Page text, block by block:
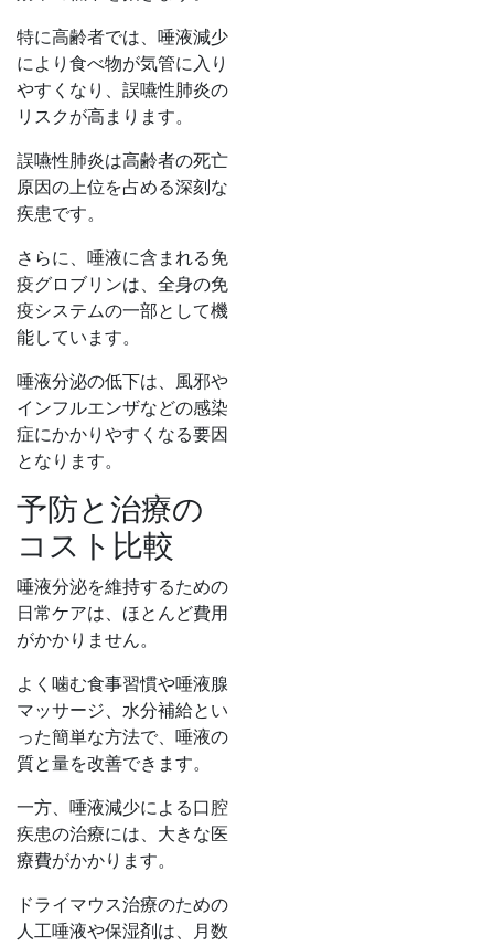
特に高齢者では、唾液減少
により食べ物が気管に入り
やすくなり、誤嚥性肺炎の
リスクが高まります。
誤嚥性肺炎は高齢者の死亡
原因の上位を占める深刻な
疾患です。
さらに、唾液に含まれる免
疫グロブリンは、全身の免
疫システムの一部として機
能しています。
唾液分泌の低下は、風邪や
インフルエンザなどの感染
症にかかりやすくなる要因
となります。
予防と治療の
コスト比較
唾液分泌を維持するための
日常ケアは、ほとんど費用
がかかりません。
よく噛む食事習慣や唾液腺
マッサージ、水分補給とい
った簡単な方法で、唾液の
質と量を改善できます。
一方、唾液減少による口腔
疾患の治療には、大きな医
療費がかかります。
ドライマウス治療のための
人工唾液や保湿剤は、月数